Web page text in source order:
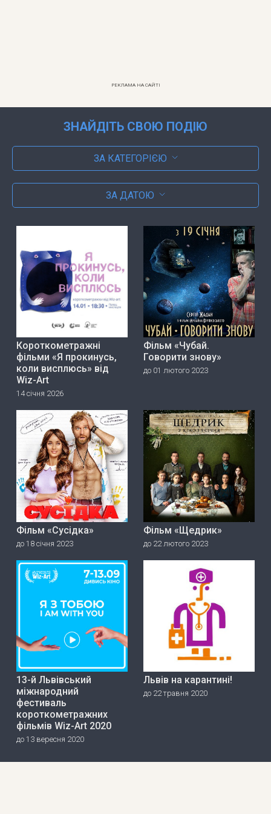
РЕКЛАМА НА САЙТІ
ЗНАЙДІТЬ СВОЮ ПОДІЮ
ЗА КАТЕГОРІЄЮ
ЗА ДАТОЮ
Короткометражні
фільми «Я прокинусь,
коли висплюсь» від
Wiz-Art
14 січня 2026
Фільм «Чубай.
Говорити знову»
до 01 лютого 2023
Фільм «Сусідка»
до 18 січня 2023
Фільм «Щедрик»
до 22 лютого 2023
13-й Львівський
міжнародний
фестиваль
короткометражних
фільмів Wiz-Art 2020
до 13 вересня 2020
Львів на карантині!
до 22 травня 2020